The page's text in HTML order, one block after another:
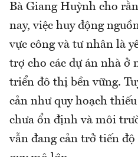
Bà Giang Huỳnh cho
nay, việc huy động
vực công và tư nhân là
trợ cho các dự án nhà ở
triển đô thị bền vững.
cản như quy hoạch
chưa ổn định và môi
vẫn đang cản trở tiến